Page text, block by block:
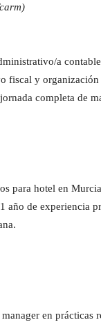
a
fiscal y
completa de
para hotel en
año de
en